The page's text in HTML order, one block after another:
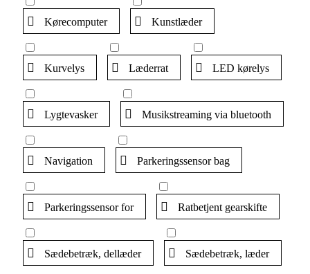
Kørecomputer Kunstlæder
Kurvelys Læderrat LED kørelys
Lygtevasker Musikstreaming via bluetooth
Navigation Parkeringssensor bag
Parkeringssensor for Ratbetjent gearskifte
Sædebetræk, dellæder Sædebetræk, læder